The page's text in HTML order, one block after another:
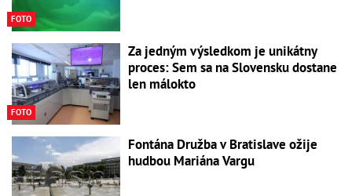
FOTO
FOTO
Za jedným výsledkom je unikátny
proces: Sem sa na Slovensku dostane
len málokto
Fontána Družba v Bratislave ožije
hudbou Mariána Vargu